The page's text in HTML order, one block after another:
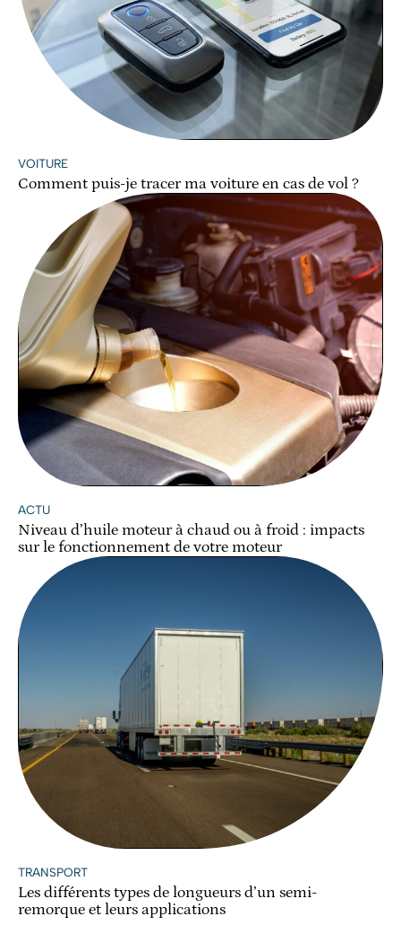
VOITURE
Comment puis-je tracer ma voiture en cas de vol ?
ACTU
Niveau d’huile moteur à chaud ou à froid : impacts
sur le fonctionnement de votre moteur
TRANSPORT
Les différents types de longueurs d’un semi-
remorque et leurs applications